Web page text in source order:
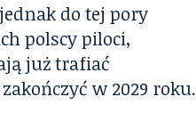
do tej pory
polscy piloci,
już trafiać
w 2029 roku.